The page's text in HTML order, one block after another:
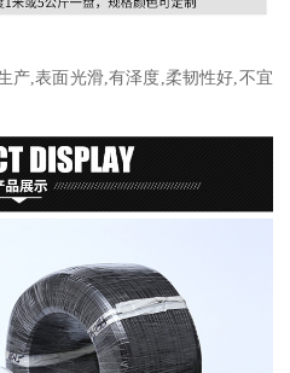
产,表面光滑,有泽度,柔韧性好,不宜